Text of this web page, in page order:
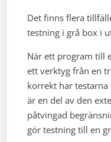
Det finns flera
testning i grå box i
När ett program till
ett verktyg från en
korrekt har
är en del av den
påtvingad
gör testning till en